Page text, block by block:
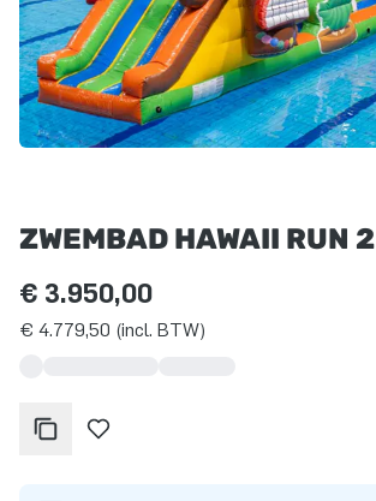
ZWEMBAD HAWAII RUN 2
€ 3.950,00
€ 4.779,50 (incl. BTW)